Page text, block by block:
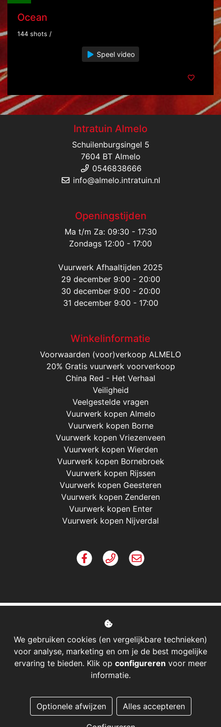
Ocean
144 shots /
Speel video
We gebruiken cookies (en vergelijkbare technieken)
voor analyse, marketing en om je de best mogelijke
ervaring te bieden. Klik op configureren voor meer
informatie.
Optionele afwijzen Alles accepteren
Intratuin Almelo
Schuilenburgsingel 5
7604 BT Almelo
0546838666
info@almelo.intratuin.nl
Openingstijden
Ma t/m Za: 09:30 - 17:30
Zondags 12:00 - 17:00
Vuurwerk Afhaaltijden 2025
29 december 9:00 - 20:00
30 december 9:00 - 20:00
31 december 9:00 - 17:00
Winkelinformatie
Voorwaarden (voor)verkoop ALMELO
20% Gratis vuurwerk voorverkoop
China Red - Het Verhaal
Veiligheid
Veelgestelde vragen
Vuurwerk kopen Almelo
Vuurwerk kopen Borne
Vuurwerk kopen Vriezenveen
Vuurwerk kopen Wierden
Vuurwerk kopen Bornebroek
Vuurwerk kopen Rijssen
Vuurwerk kopen Geesteren
Vuurwerk kopen Zenderen
Vuurwerk kopen Enter
Vuurwerk kopen Nijverdal
Managed hosting
Webshopontwikkeling